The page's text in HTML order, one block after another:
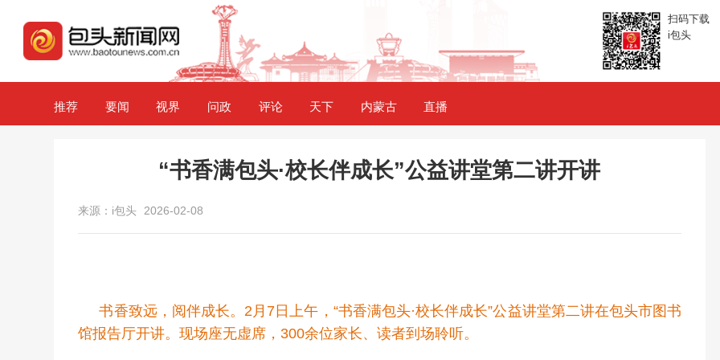
扫码下载
i包头
推荐 要闻 视界 问政 评论 天下 内蒙古 直播
“书香满包头·校长伴成长”公益讲堂第二讲开讲
来源：i包头 2026-02-08
书香致远，阅伴成长。2月7日上午，“书香满包头·校长伴成长”公益讲堂第二讲在包头市图书
馆报告厅开讲。现场座无虚席，300余位家长、读者到场聆听。